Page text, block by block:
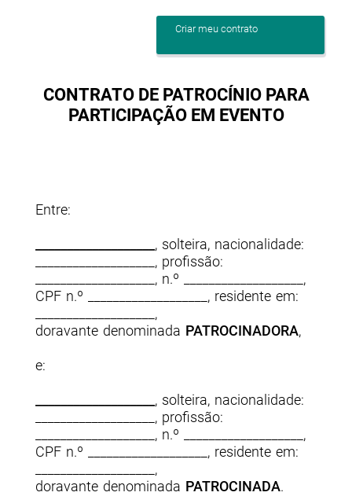
Criar meu contrato
CONTRATO DE PATROCÍNIOPARA
PARTICIPAÇÃO EM EVENTO
Entre:
, solteira, nacionalidade:
___________________, profissão:
___________________, n.º ___________________,
CPF n.º ___________________, residente em:
___________________,
doravante denominada PATROCINADORA,
e:
, solteira, nacionalidade:
___________________, profissão:
___________________, n.º ___________________,
CPF n.º ___________________, residente em:
___________________,
doravante denominada PATROCINADA.